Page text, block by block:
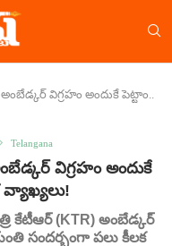
విగ్రహం అందుకే పెట్టాం..
Telangana
విగ్రహం అందుకే
వ్యాఖ్యలు!
కేటీఆర్ (KTR) అంబేడ్కర్
సందర్భంగా పలు కీలక